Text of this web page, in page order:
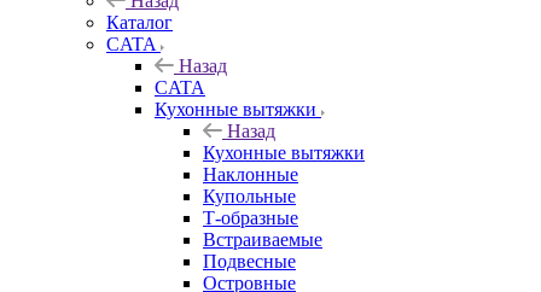
Каталог
CATA
Назад
CATA
Кухонные вытяжки
Назад
Кухонные вытяжки
Наклонные
Купольные
Т-образные
Встраиваемые
Подвесные
Островные